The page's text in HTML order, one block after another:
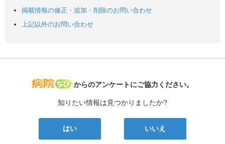
掲載情報の修正・追加・削除のお問い合わせ
上記以外のお問い合わせ
病院なび
からのアンケートにご協力ください。
知りたい情報は見つかりましたか?
はい いいえ